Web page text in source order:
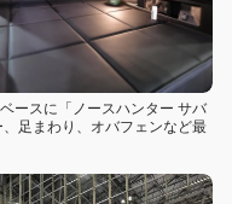
ースに「ノースハンター サバ
足まわり、オバフェンなど最